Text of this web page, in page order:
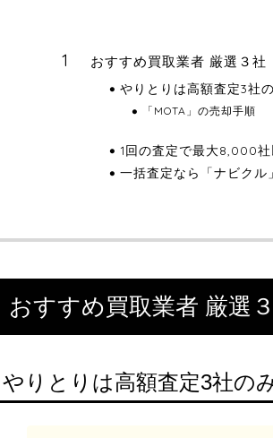
おすすめ買取業者 厳選３社
やりとりは高額査定3社
「MOTA」の売却手順
1回の査定で最大8,000社
一括査定なら「ナビクル」
おすすめ買取業者 厳選
やりとりは高額査定3社の